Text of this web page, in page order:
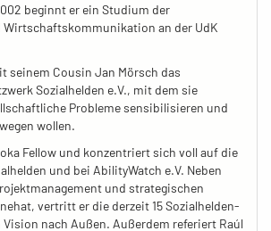
beginnt er ein Studium der
Wirtschaftskommunikation an der UdK
seinem Cousin Jan Mörsch das
Sozialhelden e.V., mit dem sie
Probleme sensibilisieren und
wollen.
Fellow und konzentriert sich voll auf die
und bei AbilityWatch e.V. Neben
und strategischen
vertritt er die derzeit 15 Sozialhelden-
Vision nach Außen. Außerdem referiert Raúl